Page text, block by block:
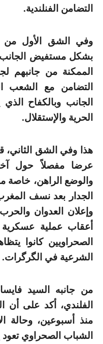
التضامن الفنلندية.
وفي الشق الأول من
بشكل مستفيض الجانب
الممكنة من جانبهم
التضامن مع الشعب
الجانب وبالكفاح
الحرية والإستقلال.
هذا وفي الشق
عرضا مفصلاً حول
والوضع الراهن، خاصة
الجدار بعد نسف
وإعلان العدوان
أعقاب عملية
الصحراويين كانوا
الشرعية في الگرگرات.
من جانبه السيد
الفلندي، أكد على أن
منذ أسبوعين، وحالة
الشباب الصحراوي تعود